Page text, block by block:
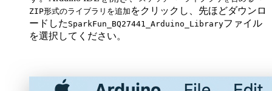
ZIP形式のライブラリを追加 をクリックし、先ほどダウンロ
ードした SparkFun_BQ27441_Arduino_Libraryファイル
を選択してください。